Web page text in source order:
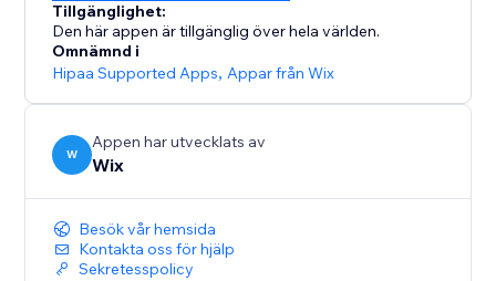
Tillgänglighet:
Den här appen är tillgänglig över hela världen.
Omnämnd i
Hipaa Supported Apps, Appar från Wix
W
Appen har utvecklats av
Wix
Besök vår hemsida
Kontakta oss för hjälp
Sekretesspolicy